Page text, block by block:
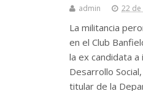
admin 22
La militancia
en el Club
la ex candidata
Desarrollo
titular de la